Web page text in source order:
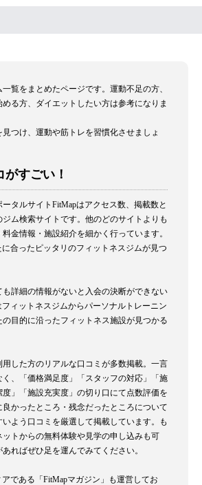
覧をまとめたページです。運動不足の方、
る方、ダイエットしたい方は参考になりま
つけ、運動や筋トレを習慣化させましょ
すごい！
タルサイトFitMapはアクセス数、掲載数と
ジム検索サイトです。他のどのサイトよりも
金情報・施設紹介を細かく行っています。
合ったピッタリのフィットネスジムが見つ
も詳細の情報がないと入会の決断ができない
ィットネスジムからパーソナルトレーニン
目的に沿ったフィットネス施設が見つかる
用した方のリアルな口コミが多数掲載。一言
、「価格満足度」「スタッフの対応」「施
」「施設充実度」の切り口にて点数評価を
良かったところ・残念だったところについて
よう口コミを厳選して掲載しています。も
ットからの無料体験や見学の申し込みも可
ればぜひ足を運んでみてください。
である「FitMapマガジン」も運営してお